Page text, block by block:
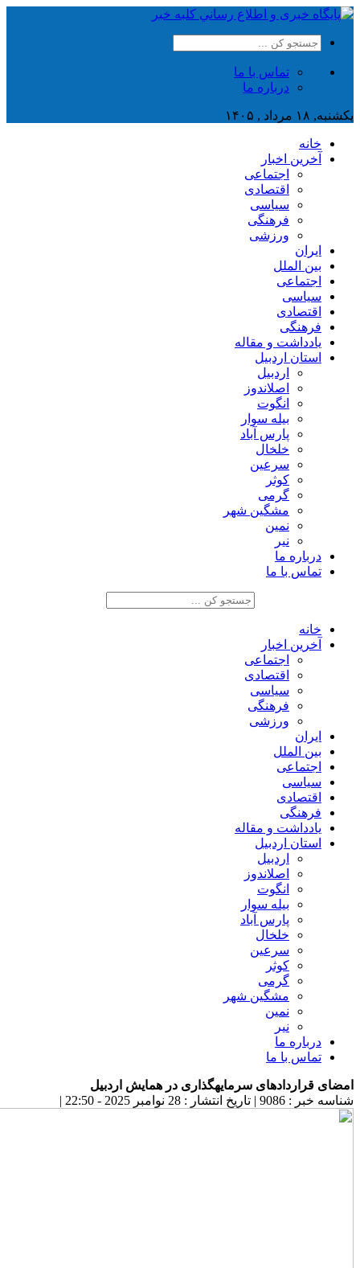
تماس با ما
درباره ما
یکشنبه, ۱۸ مرداد , ۱۴۰۵
خانه
آخرین اخبار
اجتماعی
اقتصادی
سیاسی
فرهنگی
ورزشی
ایران
بین الملل
اجتماعی
سیاسی
اقتصادی
فرهنگی
یادداشت و مقاله
استان اردبیل
اردبیل
اصلاندوز
انگوت
بیله سوار
پارس آباد
خلخال
سرعین
کوثر
گرمی
مشگین شهر
نمین
نیر
درباره ما
تماس با ما
خانه
آخرین اخبار
اجتماعی
اقتصادی
سیاسی
فرهنگی
ورزشی
ایران
بین الملل
اجتماعی
سیاسی
اقتصادی
فرهنگی
یادداشت و مقاله
استان اردبیل
اردبیل
اصلاندوز
انگوت
بیله سوار
پارس آباد
خلخال
سرعین
کوثر
گرمی
مشگین شهر
نمین
نیر
درباره ما
تماس با ما
امضای قراردادهای سرمایه‎گذاری در همایش اردبیل
شناسه خبر : 9086
| تاریخ انتشار : 28 نوامبر 2025 - 22:50 |